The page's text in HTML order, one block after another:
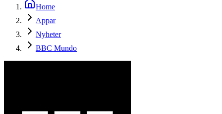
Home
Appar
Nyheter
BBC Mundo